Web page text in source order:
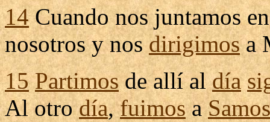
14Cuando nosjuntamos
nosotros y nosdirigimosa
15 Partimosde allí aldía
Al otrodía,fuimosaSamos